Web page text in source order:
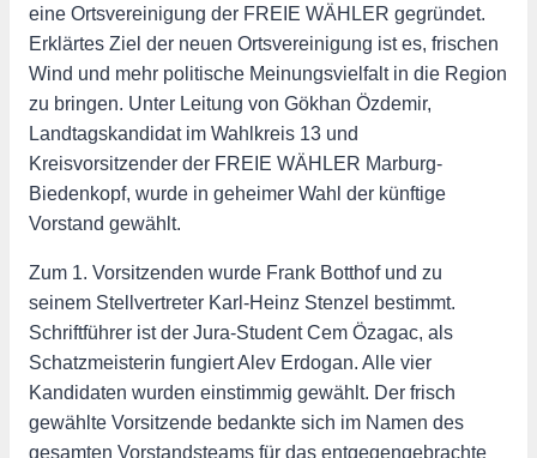
eine Ortsvereinigung der FREIE WÄHLER gegründet.
Erklärtes Ziel der neuen Ortsvereinigung ist es, frischen
Wind und mehr politische Meinungsvielfalt in die Region
zu bringen. Unter Leitung von Gökhan Özdemir,
Landtagskandidat im Wahlkreis 13 und
Kreisvorsitzender der FREIE WÄHLER Marburg-
Biedenkopf, wurde in geheimer Wahl der künftige
Vorstand gewählt.
Zum 1. Vorsitzenden wurde Frank Botthof und zu
seinem Stellvertreter Karl-Heinz Stenzel bestimmt.
Schriftführer ist der Jura-Student Cem Özagac, als
Schatzmeisterin fungiert Alev Erdogan. Alle vier
Kandidaten wurden einstimmig gewählt. Der frisch
gewählte Vorsitzende bedankte sich im Namen des
gesamten Vorstandsteams für das entgegengebrachte